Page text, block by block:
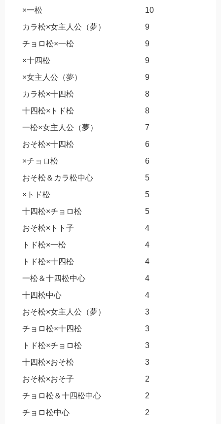
×一松
10
カラ松×女主人公（夢）
9
チョロ松×一松
9
×十四松
9
×女主人公（夢）
9
カラ松×十四松
8
十四松×トド松
8
一松×女主人公（夢）
7
おそ松×十四松
6
×チョロ松
6
おそ松＆カラ松中心
5
×トド松
5
十四松×チョロ松
5
おそ松×トト子
4
トド松×一松
4
トド松×十四松
4
一松＆十四松中心
4
十四松中心
4
おそ松×女主人公（夢）
3
チョロ松×十四松
3
トド松×チョロ松
3
十四松×おそ松
3
おそ松×おそ子
2
チョロ松＆十四松中心
2
チョロ松中心
2